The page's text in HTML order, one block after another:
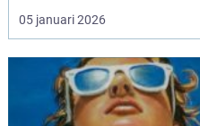
05 januari 2026